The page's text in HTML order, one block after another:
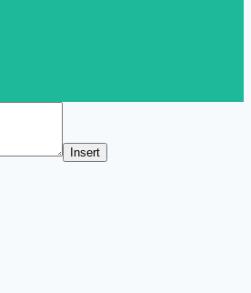
Insert